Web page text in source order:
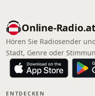
Online‑Radio.at
Hören Sie Radiosender
Stadt, Genre oder
ENTDECKEN